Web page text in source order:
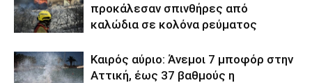
προκάλεσαν σπινθήρες από
καλώδια σε κολόνα ρεύματος
Καιρός αύριο: Άνεμοι 7 μποφόρ στην
Αττική, έως 37 βαθμούς η